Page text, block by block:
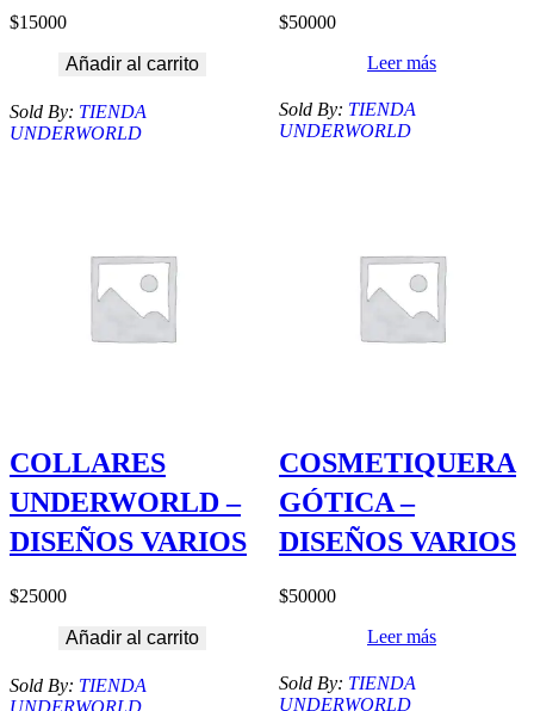
$15000
Añadir al carrito
Sold By: TIENDA
UNDERWORLD
$50000
Leer más
Sold By: TIENDA
UNDERWORLD
COLLARES
UNDERWORLD –
DISEÑOS VARIOS
$25000
Añadir al carrito
Sold By: TIENDA
COSMETIQUERA
GÓTICA –
DISEÑOS VARIOS
$50000
Leer más
Sold By: TIENDA
UNDERWORLD